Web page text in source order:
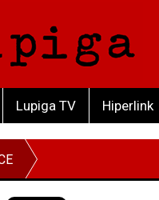
Lupiga TV Hiperlink